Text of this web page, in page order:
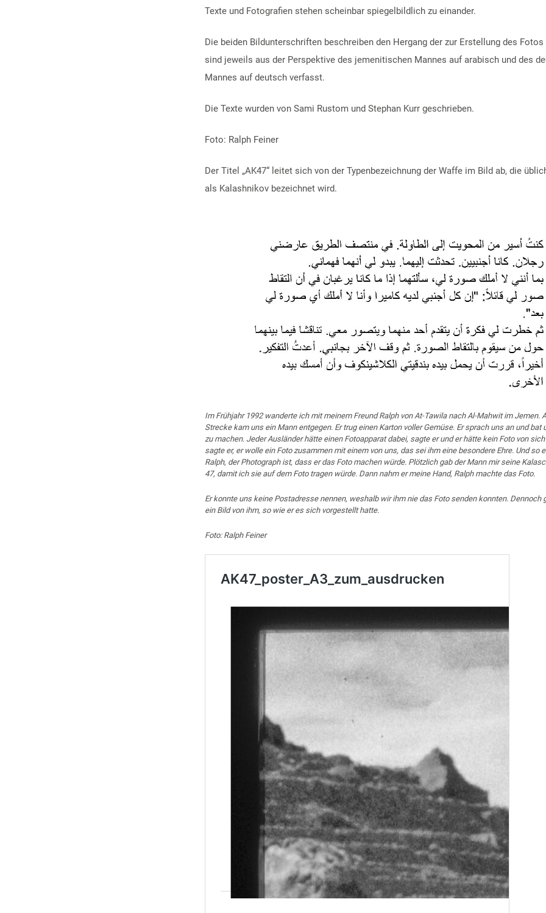
Texte und Fotografien stehen scheinbar spiegelbildlich zu einander.
Die beiden Bildunterschriften beschreiben den Hergang der zur Erstellung des
sind jeweils aus der Perspektive des jemenitischen Mannes auf arabisch und des
Mannes auf deutsch verfasst.
Die Texte wurden von Sami Rustom und Stephan Kurr geschrieben.
Foto: Ralph Feiner
Der Titel „AK47“ leitet sich von der Typenbezeichnung der Waffe im Bild ab, die
als Kalashnikov bezeichnet wird.
Im Frühjahr 1992 wanderte ich mit meinem Freund Ralph von At-Tawila nach Al-Mahwit im Jemen.
Strecke kam uns ein Mann entgegen. Er trug einen Karton voller Gemüse. Er sprach uns an und bat
zu machen. Jeder Ausländer hätte einen Fotoapparat dabei, sagte er und er hätte kein Foto von
sagte er, er wolle ein Foto zusammen mit einem von uns, das sei ihm eine besondere Ehre. Und so
Ralph, der Photograph ist, dass er das Foto machen würde. Plötzlich gab der Mann mir seine
47, damit ich sie auf dem Foto tragen würde. Dann nahm er meine Hand, Ralph machte das Foto.
Er konnte uns keine Postadresse nennen, weshalb wir ihm nie das Foto senden konnten. Dennoch
ein Bild von ihm, so wie er es sich vorgestellt hatte.
Foto: Ralph Feiner